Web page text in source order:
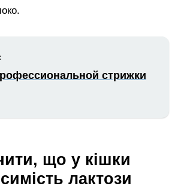
стрижки
що у кішки
лактози